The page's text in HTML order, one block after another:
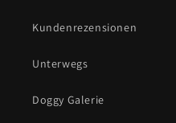
Kundenrezensionen
Unterwegs
Doggy Galerie